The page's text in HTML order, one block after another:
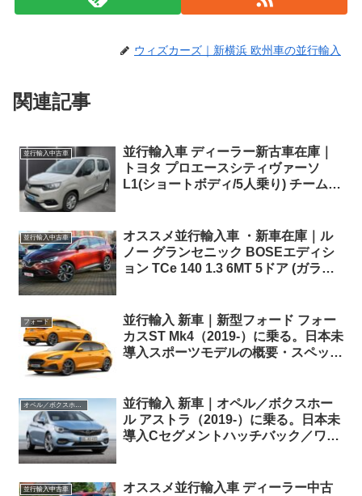
ウィズカーズ｜新横浜 欧州車の並行輸入
関連記事
並行輸入中古車
並行輸入車 ディーラー新古車在庫｜
トヨタ プロエースシティヴァーソ
L1(ショートボディ/5人乗り) チームド
並行輸入中古車
オススメ並行輸入車 ・新車在庫｜ル
ノー グランセニック BOSEエディシ
ョン TCe 140 1.3 6MT 5ドア (ガラス
フォード
並行輸入 新車｜新型フォード フォー
カスST Mk4（2019-）に乗る。日本未
導入スポーツモデルの概要・スペッ
オペル／ボクスホール
並行輸入 新車｜オペル／ボクスホー
ル アストラ（2019-）に乗る。日本未
導入Cセグメントハッチバック／ワゴ
並行輸入中古車
オススメ並行輸入車 ディーラー中古